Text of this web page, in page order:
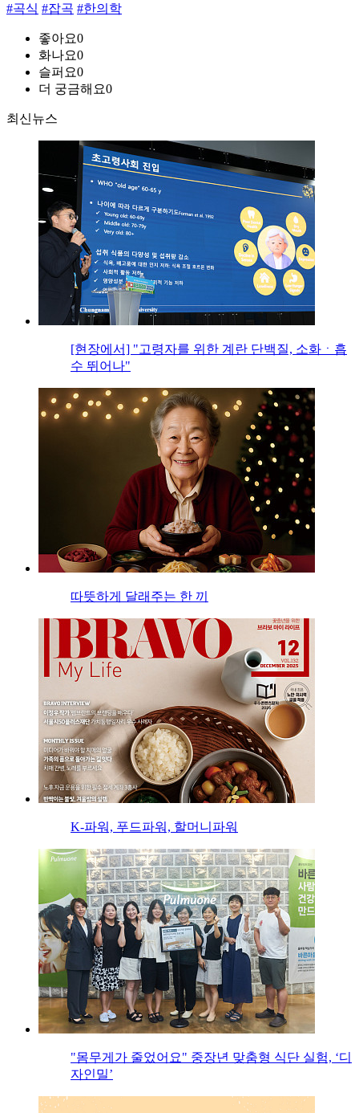
#곡식 #잡곡 #한의학
좋아요0
화나요0
슬퍼요0
더 궁금해요0
최신뉴스
[현장에서] "고령자를 위한 계란 단백질, 소화ㆍ흡
수 뛰어나"
따뜻하게 달래주는 한 끼
K-파워, 푸드파워, 할머니파워
"몸무게가 줄었어요" 중장년 맞춤형 식단 실험, ‘디
자인밀’